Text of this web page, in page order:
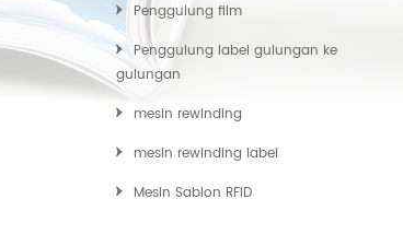
Penggulung film
Penggulung label gulungan ke
gulungan
mesin rewinding
mesin rewinding label
Mesin Sablon RFID